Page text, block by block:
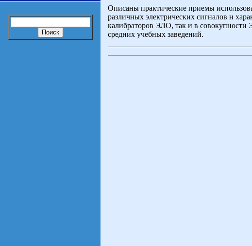
Описаны практические приемы
различных электрических сигналов н
калибраторов ЭЛО, так и в совокупности
средних учебных заведений.